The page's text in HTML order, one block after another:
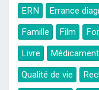
ERN
Errance
Famille
Film
Livre
Médicament
Qualité de vie